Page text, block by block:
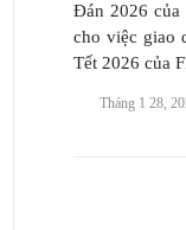
Đán 2026 của
cho việc giao
Tết 2026 của
Tháng 1 28,